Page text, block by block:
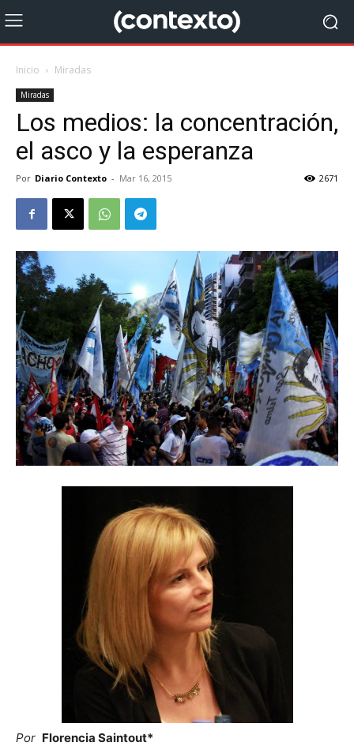
Inicio Miradas
Miradas
Los medios: la concentración,
el asco y la esperanza
Por Diario Contexto - Mar 16, 2015 2671
Por Florencia Saintout*